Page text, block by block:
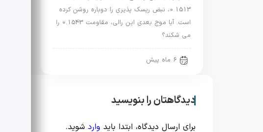
0.1513، نبض ریسک پذیری را دوباره روشن کرده
است. آیا موج بعدی این رالی، مقاومت 0.1543 را
می شکند؟
6 ماه پیش
دیدگاهتان را بنویسید
برای ارسال دیدگاه، ابتدا باید وارد شوید.